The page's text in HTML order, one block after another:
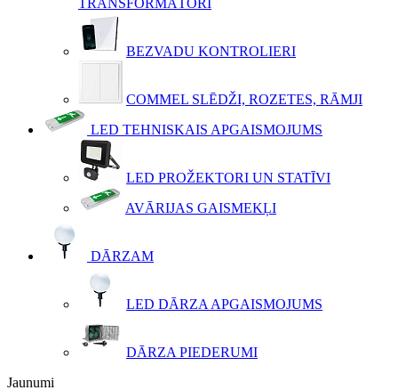
BEZVADU KONTROLIERI
COMMEL SLĒDŽI, ROZETES, RĀMJI
LED TEHNISKAIS APGAISMOJUMS
LED PROŽEKTORI UN STATĪVI
AVĀRIJAS GAISMEKĻI
DĀRZAM
LED DĀRZA APGAISMOJUMS
DĀRZA PIEDERUMI
Jaunumi